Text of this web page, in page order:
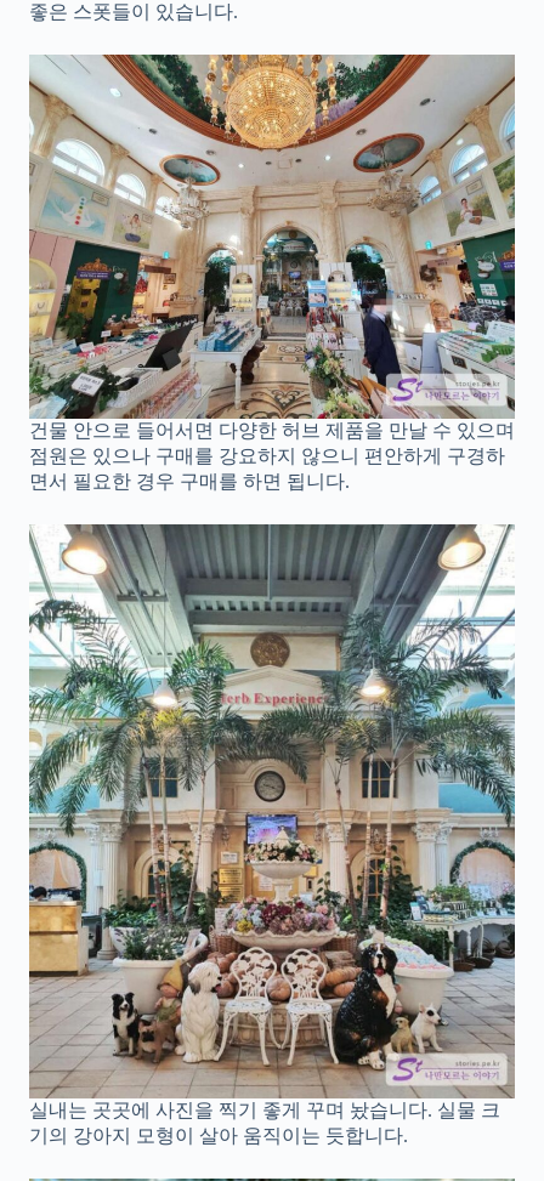
좋은 스폿들이 있습니다.
건물 안으로 들어서면 다양한 허브 제품을 만날 수 있으며
점원은 있으나 구매를 강요하지 않으니 편안하게 구경하
면서 필요한 경우 구매를 하면 됩니다.
실내는 곳곳에 사진을 찍기 좋게 꾸며 놨습니다. 실물 크
기의 강아지 모형이 살아 움직이는 듯합니다.